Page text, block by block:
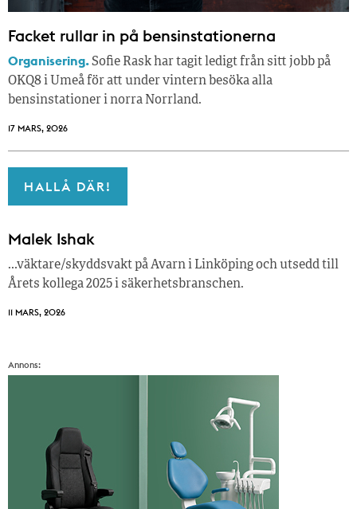
Facket rullar in på bensinstationerna
Organisering.Sofie Rask har tagit ledigt från sitt jobb på
OKQ8 i Umeå för att under vintern besöka alla
bensinstationer i norra Norrland.
17 MARS, 2026
HALLÅ DÄR!
Malek Ishak
…väktare/skyddsvakt på Avarn i Linköping och utsedd till
Årets kollega 2025 i säkerhetsbranschen.
11 MARS, 2026
Annons: